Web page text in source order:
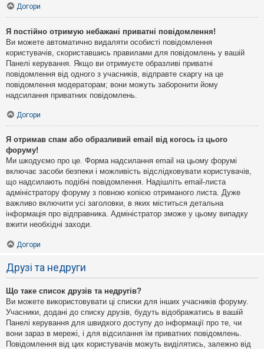
Догори
Я постійно отримую небажані приватні повідомлення!
Ви можете автоматично видаляти особисті повідомлення
користувачів, скориставшись правилами для повідомлень у вашій
Панелі керування. Якщо ви отримуєте образливі приватні
повідомлення від одного з учасників, відправте скаргу на це
повідомлення модераторам; вони можуть заборонити йому
надсилання приватних повідомлень.
Догори
Я отримав спам або образливий email від когось із цього
форуму!
Ми шкодуємо про це. Форма надсилання email на цьому форумі
включає засоби безпеки і можливість відслідковувати користувачів,
що надсилають подібні повідомлення. Надішліть email-листа
адміністратору форуму з повною копією отриманого листа. Дуже
важливо включити усі заголовки, в яких міститься детальна
інформація про відправника. Адміністратор зможе у цьому випадку
вжити необхідні заходи.
Догори
Друзі та недруги
Що таке список друзів та недругів?
Ви можете використовувати ці списки для інших учасників форуму.
Учасники, додані до списку друзів, будуть відображатись в вашій
Панелі керування для швидкого доступу до інформації про те, чи
вони зараз в мережі, і для відсилання їм приватних повідомлень.
Повідомлення від цих користувачів можуть виділятись, залежно від